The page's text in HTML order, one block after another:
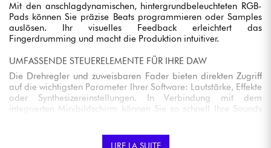
Mit den anschlagdynamischen, hintergrundbeleuchteten RGB-
Pads können Sie präzise Beats programmieren oder Samples
auslösen. Ihr visuelles Feedback erleichtert das
Fingerdrumming und macht die Produktion intuitiver.
UMFASSENDE STEUERELEMENTE FÜR IHRE DAW
Die Drehregler und zuweisbaren Fader bieten direkten Zugriff
auf die wichtigsten Parameter Ihrer Software: Lautstärke, Effekte
oder Synthesizereinstellungen. In Verbindung mit dem
integrierten Minibildschirm können Sie so schnell Ihre Sounds
KREATIVE FUNKTIONEN, UM SCHNELLER ZU
LIRE LA SUITE